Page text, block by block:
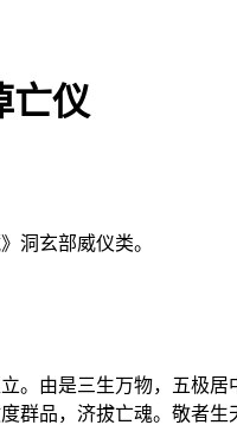
亡仪
洞玄部威仪类。
。由是三生万物，五极
群品，济拔亡魂。敬者